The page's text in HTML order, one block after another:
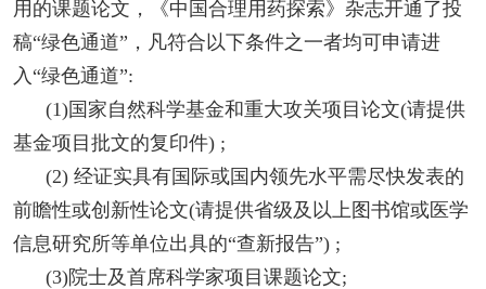
用的课题论文，《中国合理用药探索》杂志开通了投
稿“绿色通道”，凡符合以下条件之一者均可申请进
入“绿色通道”:
(1)国家自然科学基金和重大攻关项目论文(请提供
基金项目批文的复印件) ;
(2) 经证实具有国际或国内领先水平需尽快发表的
前瞻性或创新性论文(请提供省级及以上图书馆或医学
信息研究所等单位出具的“查新报告”) ;
(3)院士及首席科学家项目课题论文;